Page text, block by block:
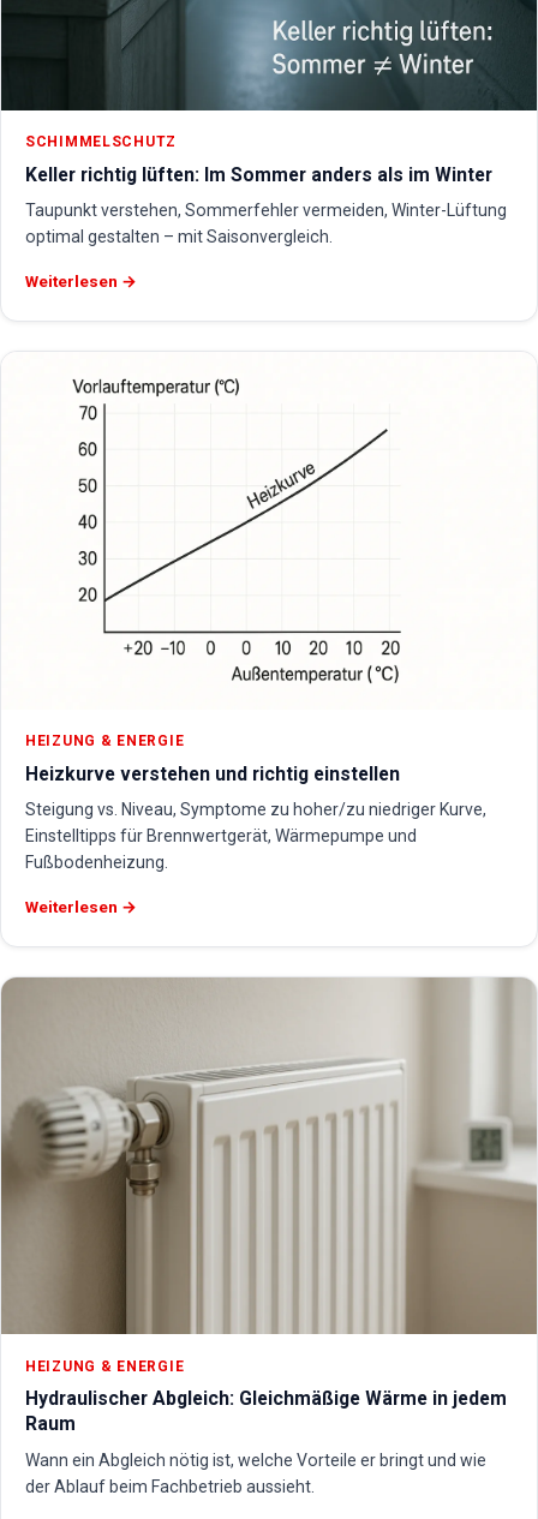
SCHIMMELSCHUTZ
Keller richtig lüften: Im Sommer anders als im Winter
Taupunkt verstehen, Sommerfehler vermeiden, Winter-Lüftung
optimal gestalten – mit Saisonvergleich.
Weiterlesen →
HEIZUNG & ENERGIE
Heizkurve verstehen und richtig einstellen
Steigung vs. Niveau, Symptome zu hoher/zu niedriger Kurve,
Einstelltipps für Brennwertgerät, Wärmepumpe und
Fußbodenheizung.
Weiterlesen →
HEIZUNG & ENERGIE
Hydraulischer Abgleich: Gleichmäßige Wärme in jedem
Raum
Wann ein Abgleich nötig ist, welche Vorteile er bringt und wie
der Ablauf beim Fachbetrieb aussieht.